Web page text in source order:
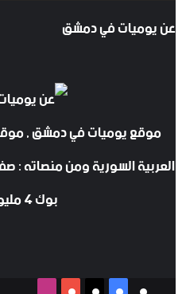
عن يوميات في دمشق
موقع يوميات في دمشق ,
العربية السورية ومن
بوك 4 مليون متابع .
فيسبوك
‫X
‫YouTube
انستقرام